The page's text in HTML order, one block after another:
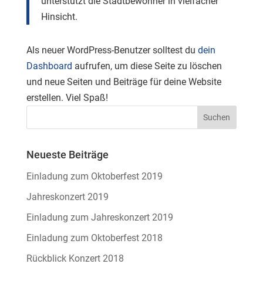
Hinsicht.
Als neuer WordPress-Benutzer solltest du dein
Dashboard aufrufen, um diese Seite zu löschen
und neue Seiten und Beiträge für deine Website
erstellen. Viel Spaß!
Neueste Beiträge
Einladung zum Oktoberfest 2019
Jahreskonzert 2019
Einladung zum Jahreskonzert 2019
Einladung zum Oktoberfest 2018
Rückblick Konzert 2018